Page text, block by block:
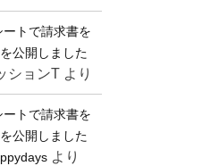
ートで請求書を
公開しました
ションT より
ートで請求書を
公開しました
より